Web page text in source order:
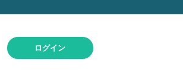
ログイン